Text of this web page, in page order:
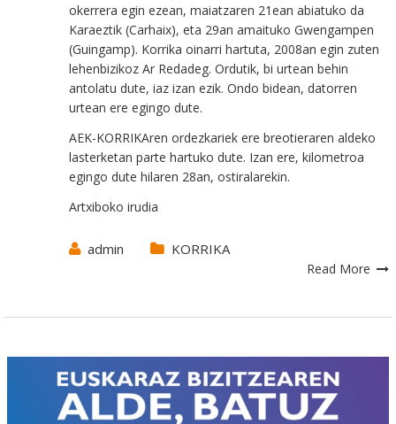
okerrera egin ezean, maiatzaren 21ean abiatuko da
Karaeztik (Carhaix), eta 29an amaituko Gwengampen
(Guingamp). Korrika oinarri hartuta, 2008an egin zuten
lehenbizikoz Ar Redadeg. Ordutik, bi urtean behin
antolatu dute, iaz izan ezik. Ondo bidean, datorren
urtean ere egingo dute.
AEK-KORRIKAren ordezkariek ere breotieraren aldeko
lasterketan parte hartuko dute. Izan ere, kilometroa
egingo dute hilaren 28an, ostiralarekin.
Artxiboko irudia
admin KORRIKA
Read More